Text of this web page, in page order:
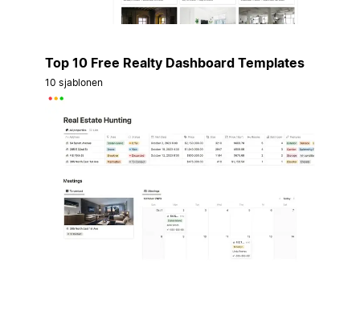
Top 10 Free Realty Dashboard Templates
10 sjablonen